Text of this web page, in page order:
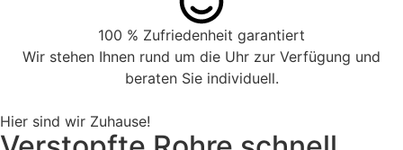
100 % Zufriedenheit garantiert
Wir stehen Ihnen rund um die Uhr zur Verfügung und
beraten Sie individuell.
Hier sind wir Zuhause!